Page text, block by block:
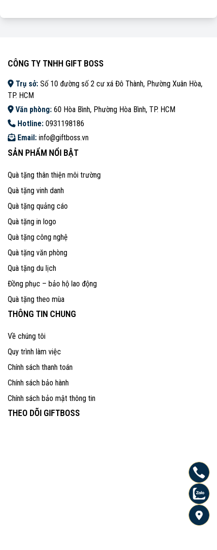
CÔNG TY TNHH GIFT BOSS
Trụ sở: Số 10 đường số 2 cư xá Đô Thành, Phường Xuân Hòa,
TP. HCM
Văn phòng: 60 Hòa Bình, Phường Hòa Bình, TP. HCM
Hotline: 0931198186
Email: info@giftboss.vn
SẢN PHẨM NỔI BẬT
Quà tặng thân thiện môi trường
Quà tặng vinh danh
Quà tặng quảng cáo
Quà tặng in logo
Quà tặng công nghệ
Quà tặng văn phòng
Quà tặng du lịch
Đồng phục – bảo hộ lao động
Quà tặng theo mùa
THÔNG TIN CHUNG
Về chúng tôi
Quy trình làm việc
Chính sách thanh toán
Chính sách bảo hành
Chính sách bảo mật thông tin
THEO DÕI GIFTBOSS